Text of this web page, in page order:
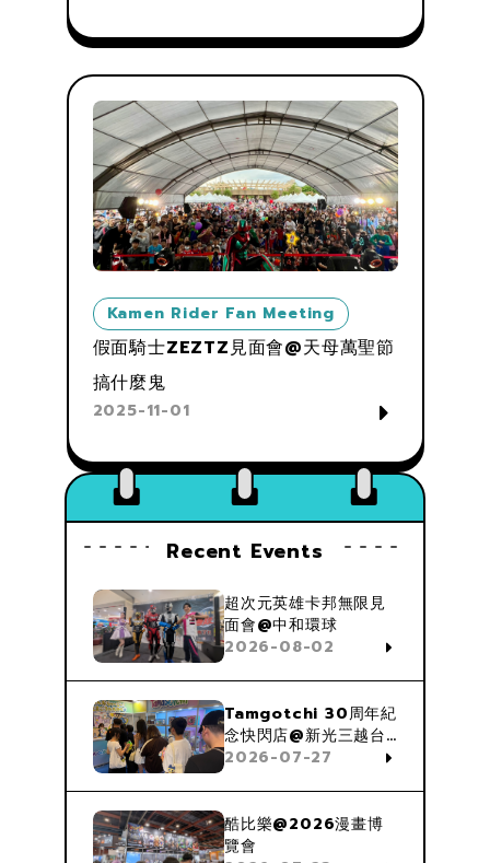
Kamen Rider Fan Meeting
假面騎士ZEZTZ見面會@天母萬聖節
搞什麼鬼
2025-11-01
Recent Events
超次元英雄卡邦無限見
面會@中和環球
2026-08-02
Tamgotchi 30周年紀
念快閃店@新光三越台
中中港店
2026-07-27
酷比樂@2026漫畫博
覽會